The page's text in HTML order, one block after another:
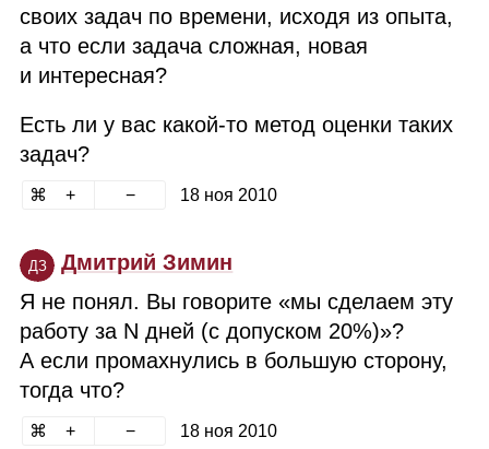
своих задач по времени, исходя из опыта,
а что если задача сложная, новая
и интересная?
Есть ли у вас какой‑то метод оценки таких
задач?
18 ноя 2010
ДЗ
Дмитрий Зимин
Я не понял. Вы говорите «мы сделаем эту
работу за N дней (с допуском 20%)»?
А если промахнулись в большую сторону,
тогда что?
18 ноя 2010